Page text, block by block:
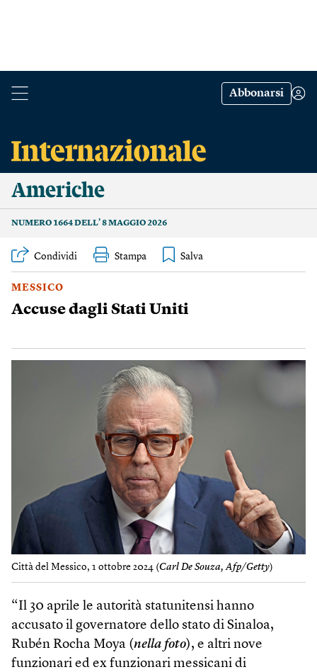
Abbonarsi
Americhe
NUMERO 1664 DELL’ 8 MAGGIO 2026
Condividi Stampa
MESSICO
Accuse dagli Stati Uniti
Città del Messico, 1 ottobre 2024 (Carl De Souza, Afp/Getty)
“Il 30 aprile le autorità statunitensi hanno
accusato il governatore dello stato di Sinaloa,
Rubén Rocha Moya (nella foto), e altri nove
funzionari ed ex funzionari messicani di